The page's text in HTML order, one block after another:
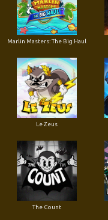
Marlin Masters: The Big Haul
Le Zeus
The Count